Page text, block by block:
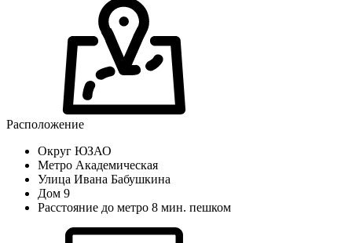
Расположение
Округ ЮЗАО
Метро Академическая
Улица Ивана Бабушкина
Дом 9
Расстояние до метро 8 мин. пешком